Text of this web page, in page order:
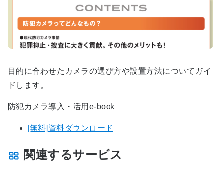
目的に合わせたカメラの選び方や設置方法についてガイ
ドします。
防犯カメラ導入・活用e-book
[無料]資料ダウンロード
関連するサービス